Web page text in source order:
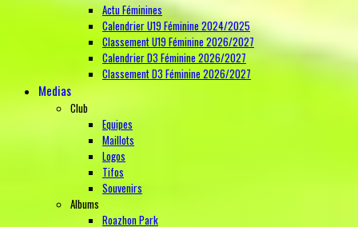
Actu Féminines
Calendrier U19 Féminine 2024/2025
Classement U19 Féminine 2026/2027
Calendrier D3 Féminine 2026/2027
Classement D3 Féminine 2026/2027
Medias
Club
Equipes
Maillots
Logos
Tifos
Souvenirs
Albums
Roazhon Park